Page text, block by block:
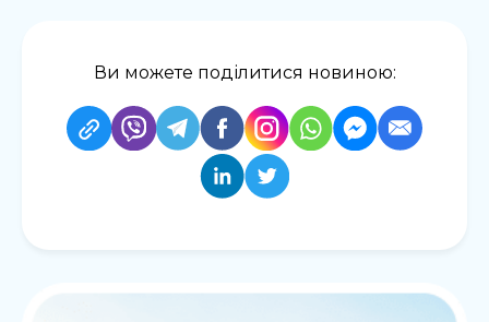
Ви можете поділитися новиною: